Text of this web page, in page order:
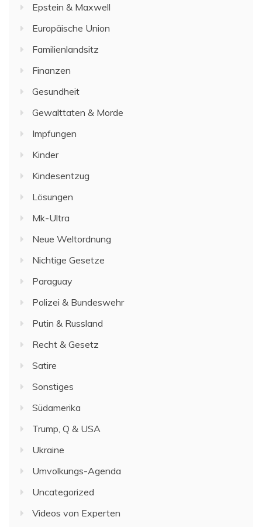
Epstein & Maxwell
Europäische Union
Familienlandsitz
Finanzen
Gesundheit
Gewalttaten & Morde
Impfungen
Kinder
Kindesentzug
Lösungen
Mk-Ultra
Neue Weltordnung
Nichtige Gesetze
Paraguay
Polizei & Bundeswehr
Putin & Russland
Recht & Gesetz
Satire
Sonstiges
Südamerika
Trump, Q & USA
Ukraine
Umvolkungs-Agenda
Uncategorized
Videos von Experten